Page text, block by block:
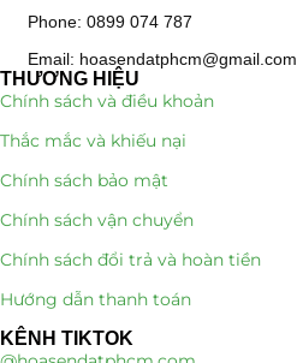
Phone: 0899 074 787
Email: hoasendatphcm@gmail.com
THƯƠNG HIỆU
Chính sách và điều khoản
Thắc mắc và khiếu nại
Chính sách bảo mật
Chính sách vận chuyển
Chính sách đổi trả và hoàn tiền
Hướng dẫn thanh toán
KÊNH TIKTOK